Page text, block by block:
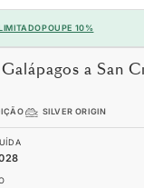
POUPE 10%
a San
SILVER ORIGIN